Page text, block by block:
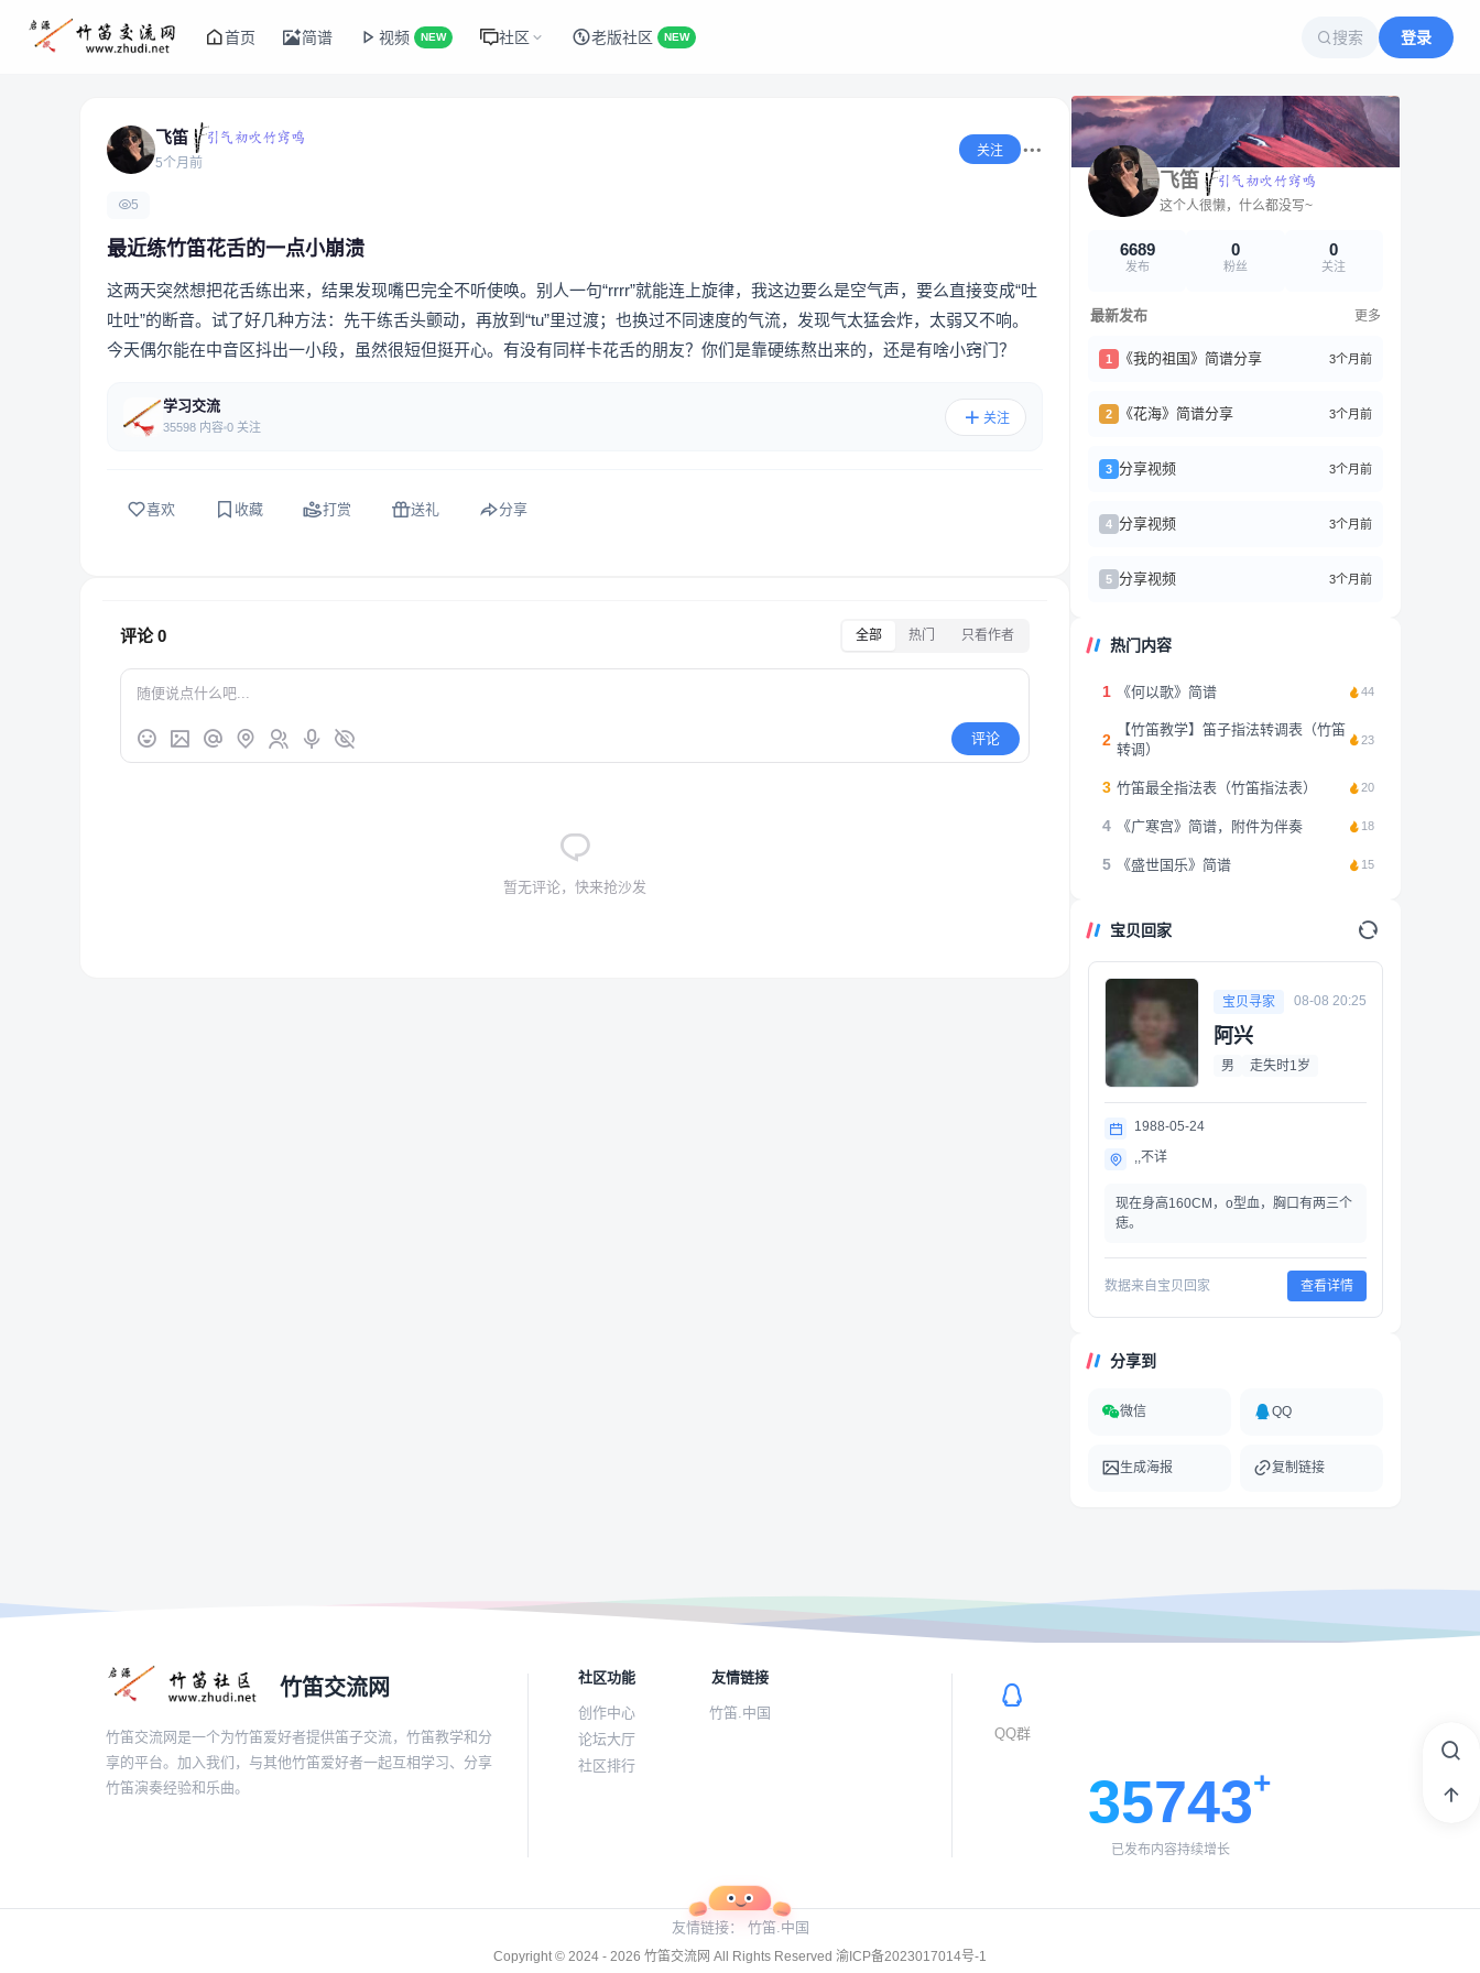
首页 简谱 视频 NEW 社区 老版社区 NEW 搜索 登录
飞笛
5个月前
关注
5
最近练竹笛花舌的一点小崩溃
这两天突然想把花舌练出来，结果发现嘴巴完全不听使唤。别人一句“rrrr”就能连上旋律，我这边要么是空气声，要么直接变成“吐
吐吐”的断音。试了好几种方法：先干练舌头颤动，再放到“tu”里过渡；也换过不同速度的气流，发现气太猛会炸，太弱又不响。
今天偶尔能在中音区抖出一小段，虽然很短但挺开心。有没有同样卡花舌的朋友？你们是靠硬练熬出来的，还是有啥小窍门？
学习交流
35598 内容 0 关注
关注
喜欢 收藏 打赏 送礼 分享
评论0 全部 热门 只看作者
评论
暂无评论，快来抢沙发
飞笛
这个人很懒，什么都没写~
6689
发布
0
粉丝
0
关注
最新发布 更多
1 《我的祖国》简谱分享 3个月前
2 《花海》简谱分享 3个月前
3 分享视频 3个月前
4 分享视频 3个月前
5 分享视频 3个月前
热门内容
1 《何以歌》简谱 44
2
【竹笛教学】笛子指法转调表（竹笛
转调）
23
3 竹笛最全指法表（竹笛指法表） 20
4 《广寒宫》简谱，附件为伴奏 18
5 《盛世国乐》简谱 15
宝贝回家
宝贝寻家 08-08 20:25
阿兴
男 走失时1岁
1988-05-24
,,不详
现在身高160CM，o型血，胸口有两三个
痣。
数据来自宝贝回家 查看详情
分享到
微信 QQ
生成海报 复制链接
竹笛交流网
竹笛交流网是一个为竹笛爱好者提供笛子交流，竹笛教学和分
享的平台。加入我们，与其他竹笛爱好者一起互相学习、分享
竹笛演奏经验和乐曲。
社区功能
创作中心
论坛大厅
社区排行
友情链接
竹笛.中国
QQ群
35743
已发布内容持续增长
友情链接： 竹笛.中国
Copyright © 2024 - 2026 竹笛交流网 All Rights Reserved 渝ICP备2023017014号-1